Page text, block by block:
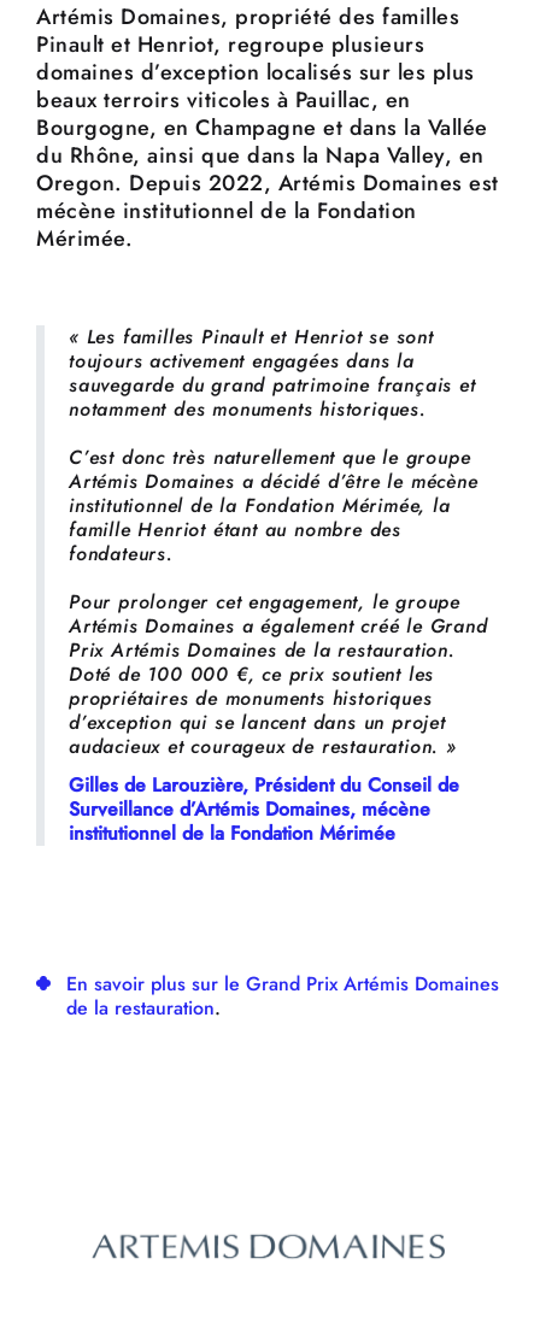
Artémis Domaines, propriété des familles
Pinault et Henriot, regroupe plusieurs
domaines d’exception localisés sur les plus
beaux terroirs viticoles à Pauillac, en
Bourgogne, en Champagne et dans la Vallée
du Rhône, ainsi que dans la Napa Valley, en
Oregon. Depuis 2022, Artémis Domaines est
mécène institutionnel de la Fondation
Mérimée.
« Les familles Pinault et Henriot se sont
toujours activement engagées dans la
sauvegarde du grand patrimoine français et
notamment des monuments historiques.
C’est donc très naturellement que le groupe
Artémis Domaines a décidé d’être le mécène
institutionnel de la Fondation Mérimée, la
famille Henriot étant au nombre des
fondateurs.
Pour prolonger cet engagement, le groupe
Artémis Domaines a également créé le Grand
Prix Artémis Domaines de la restauration.
Doté de 100 000 €, ce prix soutient les
propriétaires de monuments historiques
d’exception qui se lancent dans un projet
audacieux et courageux de restauration. »
Gilles de Larouzière, Président du Conseil de
Surveillance d’Artémis Domaines, mécène
institutionnel de la Fondation Mérimée
En savoir plus sur le Grand Prix Artémis Domaines
de la restauration.